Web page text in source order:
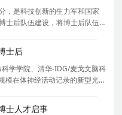
，是科技创新的生力军和国家
士后队伍建设，将博士后队伍
划、统一部署、统一推进，
效能倍增
士后
学学院、清华-IDG/麦戈文脑科
模在体神经活动记录的新型光学
线介观显微成像系统以及神经
科学
士人才启事